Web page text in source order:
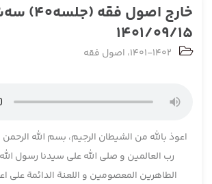
خارج اصول فقه
1401/09/15
1401-1402، اصول فقه
اعوذ بالله من الشیطان الرجیم، بسم الله الرحمن
رب العالمین و صلی الله علی سیدنا رسول
الطاهرین المعصومین و اللعنة الدائمة علی